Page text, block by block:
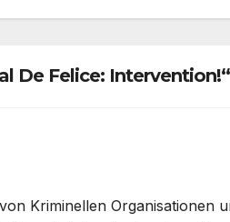
De Felice: Intervention!“
Kriminellen Organisationen